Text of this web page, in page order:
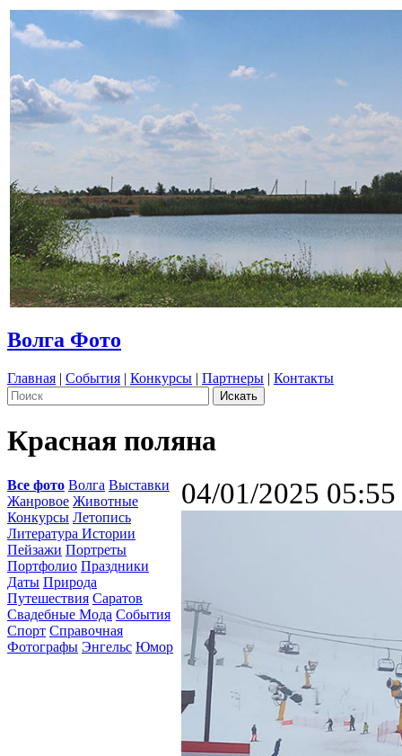
Волга Фото
Главная | События | Конкурсы | Партнеры | Контакты
Красная поляна
Все фото Волга Выставки
Жанровое Животные
Конкурсы Летопись
Литература Истории
Пейзажи Портреты
Портфолио Праздники
Даты Природа
Путешествия Саратов
Свадебные Мода События
Спорт Справочная
Фотографы Энгельс Юмор
04/01/2025 05:55